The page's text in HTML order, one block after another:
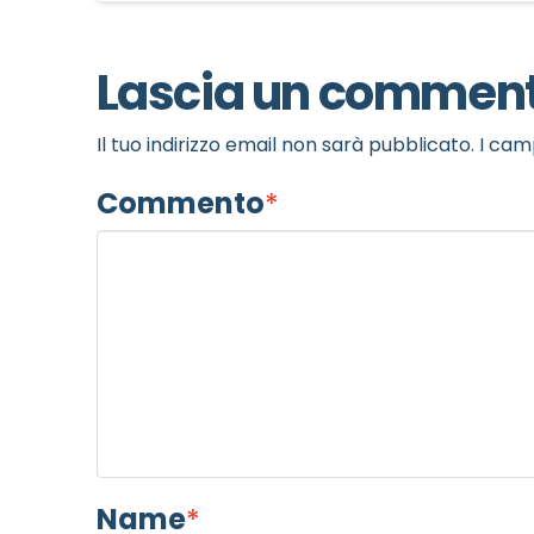
Lascia un
Il tuo indirizzo email non sarà pubblicato. I
Commento*
Name*
MOTIVO DEL CONTATTO*
Desidero rimanere